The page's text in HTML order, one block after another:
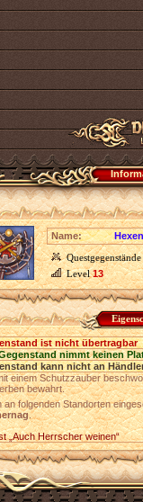
Name:
Questgegenstände
Level13
ist nicht übertragbar
nimmt keinen
kann nicht an
einem Schutzzauber
bewahrt.
an folgenden Standorten
.
„Auch Herrscher weinen“